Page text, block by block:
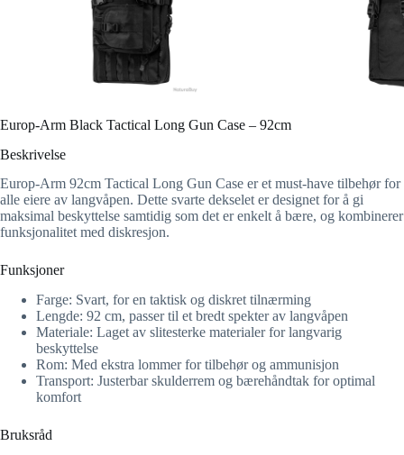
Europ-Arm Black Tactical Long Gun Case – 92cm
Beskrivelse
Europ-Arm 92cm Tactical Long Gun Case er et must-have tilbehør for
alle eiere av langvåpen. Dette svarte dekselet er designet for å gi
maksimal beskyttelse samtidig som det er enkelt å bære, og kombinerer
funksjonalitet med diskresjon.
Funksjoner
Farge: Svart, for en taktisk og diskret tilnærming
Lengde: 92 cm, passer til et bredt spekter av langvåpen
Materiale: Laget av slitesterke materialer for langvarig
beskyttelse
Rom: Med ekstra lommer for tilbehør og ammunisjon
Transport: Justerbar skulderrem og bærehåndtak for optimal
komfort
Bruksråd